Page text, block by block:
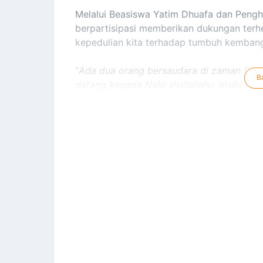
Melalui Beasiswa Yatim Dhuafa dan
berpartisipasi memberikan dukungan
kepedulian kita terhadap tumbuh
“Ada dua orang bersaudara di zaman
datang kepada Nabi shallallahu ‘alaihi